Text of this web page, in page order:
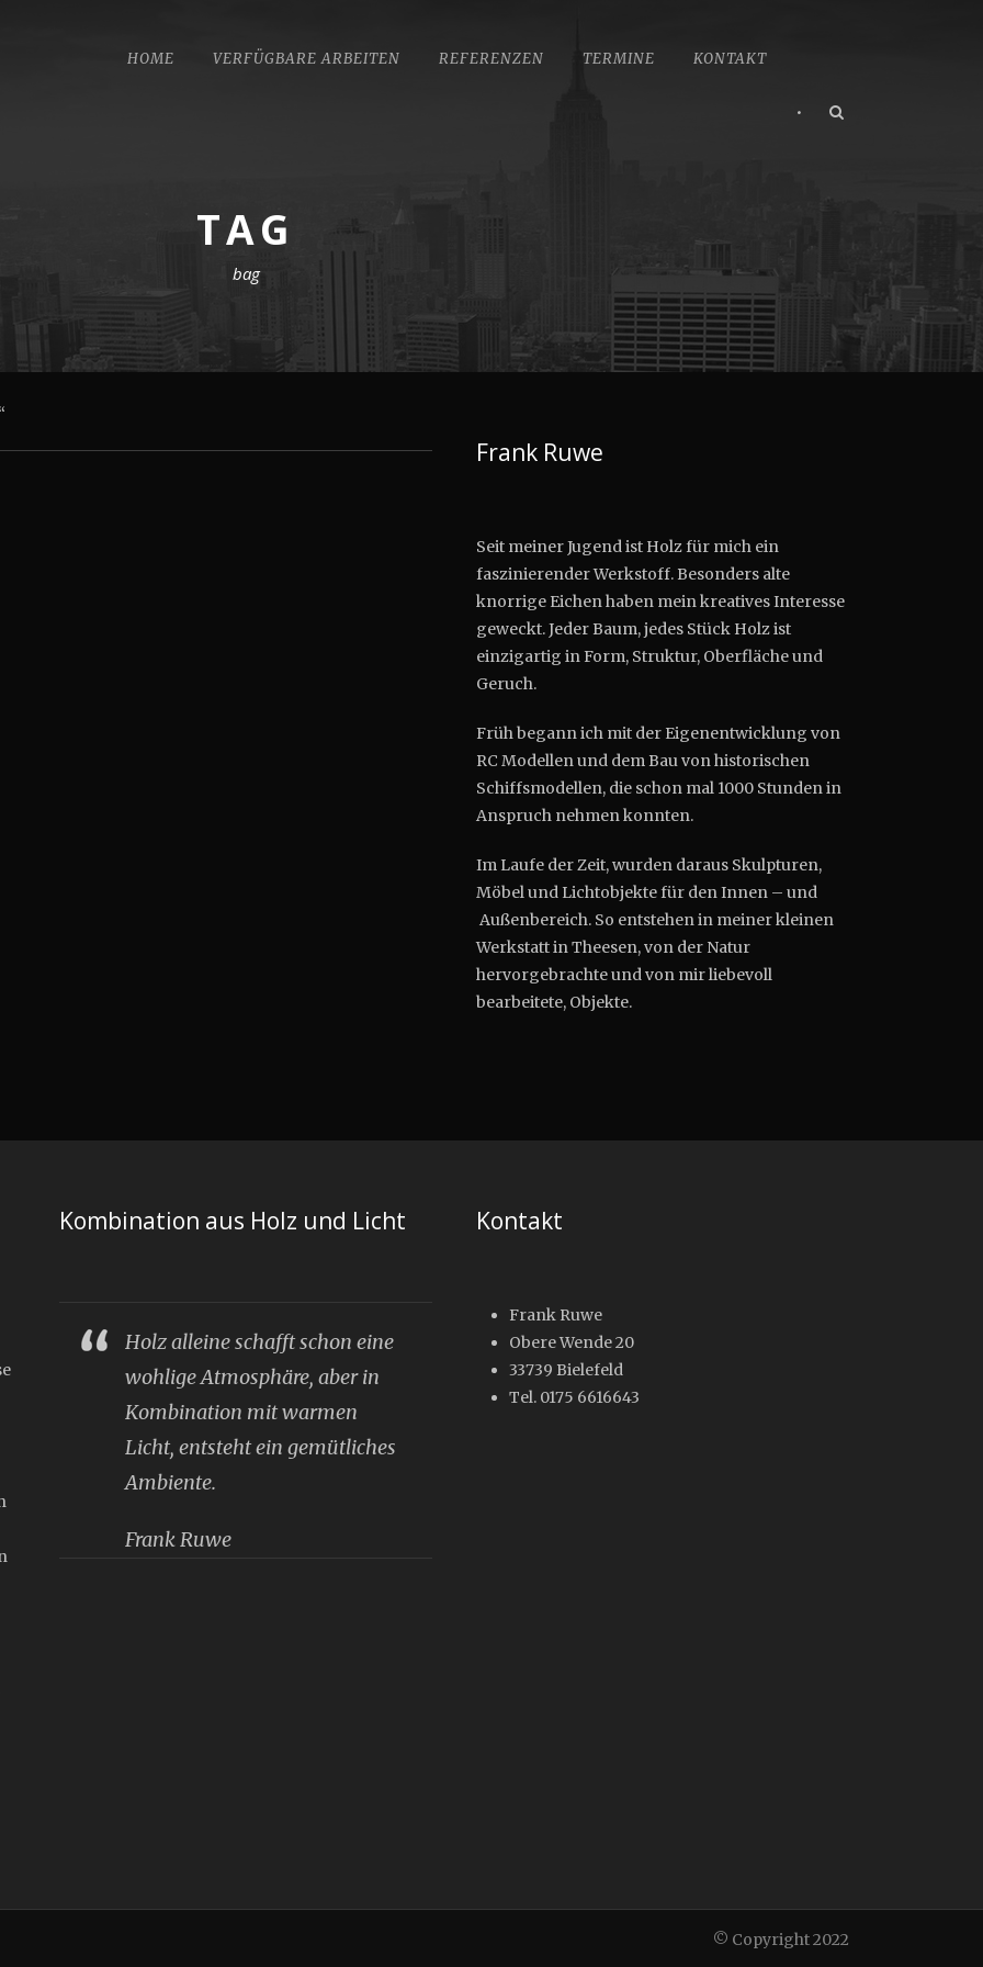
HOME VERFÜGBARE ARBEITEN REFERENZEN TERMINE KONTAKT
•
TAG
bag
Frank Ruwe
Seit meiner Jugend ist Holz für mich ein
faszinierender Werkstoff. Besonders alte
knorrige Eichen haben mein kreatives Interesse
geweckt. Jeder Baum, jedes Stück Holz ist
einzigartig in Form, Struktur, Oberfläche und
Geruch.
Früh begann ich mit der Eigenentwicklung von
RC Modellen und dem Bau von historischen
Schiffsmodellen, die schon mal 1000 Stunden in
Anspruch nehmen konnten.
Im Laufe der Zeit, wurden daraus Skulpturen,
Möbel und Lichtobjekte für den Innen – und
Außenbereich. So entstehen in meiner kleinen
Werkstatt in Theesen, von der Natur
hervorgebrachte und von mir liebevoll
bearbeitete, Objekte.
Kombination aus Holz und Licht
Holz alleine schafft schon eine
wohlige Atmosphäre, aber in
Kombination mit warmen
Licht, entsteht ein gemütliches
Ambiente.
Frank Ruwe
Kontakt
Frank Ruwe
Obere Wende 20
33739 Bielefeld
Tel. 0175 6616643
© Copyright 2022